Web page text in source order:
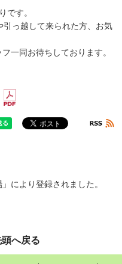
です。
っ越して来られた方、お気
一同お待ちしております。
」により登録されました。
へ戻る